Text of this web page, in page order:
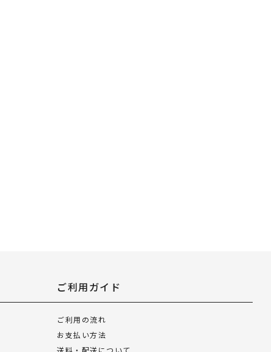
ご利用ガイド
ご利用の流れ
お支払い方法
送料・配送について